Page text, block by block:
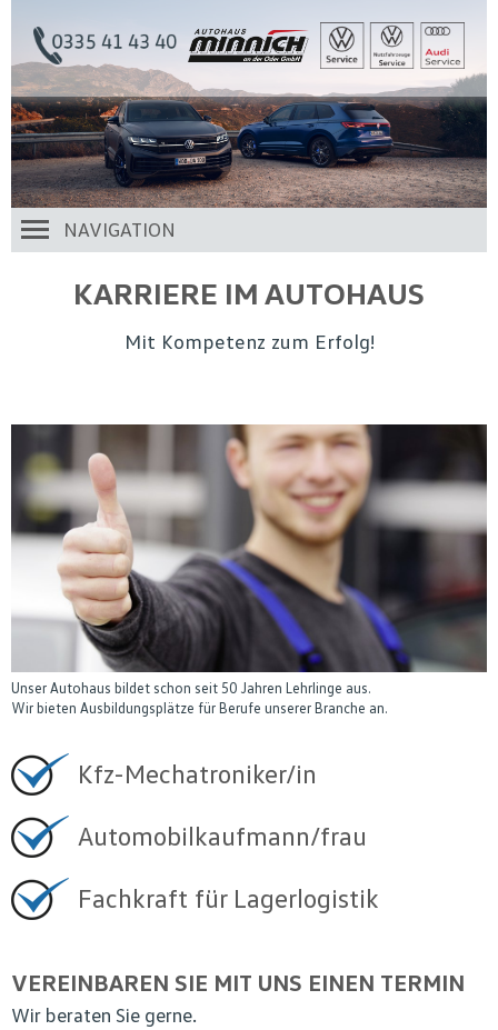
NAVIGATION
KARRIERE IM AUTOHAUS
Mit Kompetenz zum Erfolg!
Unser Autohaus bildet schon seit 50 Jahren Lehrlinge aus.
Wir bieten Ausbildungsplätze für Berufe unserer Branche an.
Kfz-Mechatroniker/in
Automobilkaufmann/frau
Fachkraft für Lagerlogistik
VEREINBAREN SIE MIT UNS EINEN TERMIN
Wir beraten Sie gerne.